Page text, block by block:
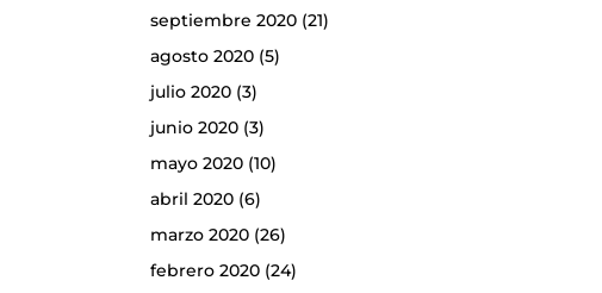
septiembre 2020(21)
agosto 2020(5)
julio 2020(3)
junio 2020(3)
mayo 2020(10)
abril 2020(6)
marzo 2020(26)
febrero 2020(24)